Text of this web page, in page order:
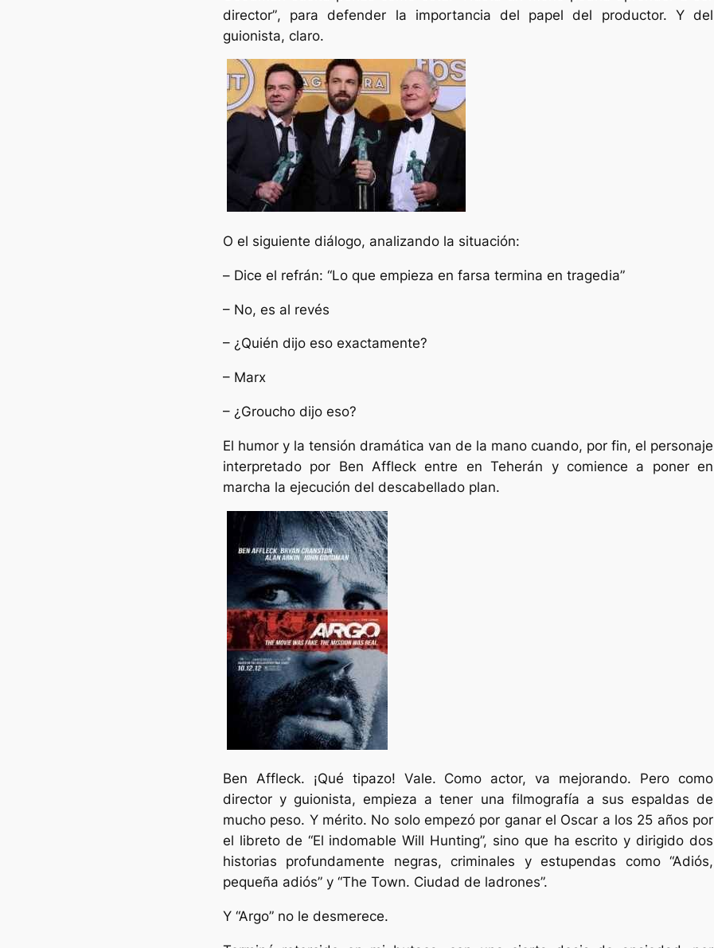
director”, para defender la importancia del papel del productor. Y del
guionista, claro.
O el siguiente diálogo, analizando la situación:
– Dice el refrán: “Lo que empieza en farsa termina en tragedia”
– No, es al revés
– ¿Quién dijo eso exactamente?
– Marx
– ¿Groucho dijo eso?
El humor y la tensión dramática van de la mano cuando, por fin, el personaje
interpretado por Ben Affleck entre en Teherán y comience a poner en
marcha la ejecución del descabellado plan.
Ben Affleck. ¡Qué tipazo! Vale. Como actor, va mejorando. Pero como
director y guionista, empieza a tener una filmografía a sus espaldas de
mucho peso. Y mérito. No solo empezó por ganar el Oscar a los 25 años por
el libreto de “El indomable Will Hunting”, sino que ha escrito y dirigido dos
historias profundamente negras, criminales y estupendas como “Adiós,
pequeña adiós” y “The Town. Ciudad de ladrones”.
Y “Argo” no le desmerece.